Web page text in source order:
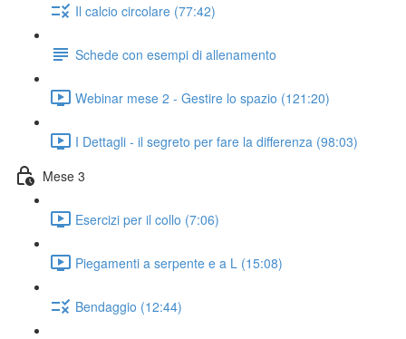
Il calcio circolare (77:42)
Schede con esempi di allenamento
Webinar mese 2 - Gestire lo spazio (121:20)
I Dettagli - il segreto per fare la differenza (98:03)
Mese 3
Esercizi per il collo (7:06)
Piegamenti a serpente e a L (15:08)
Bendaggio (12:44)